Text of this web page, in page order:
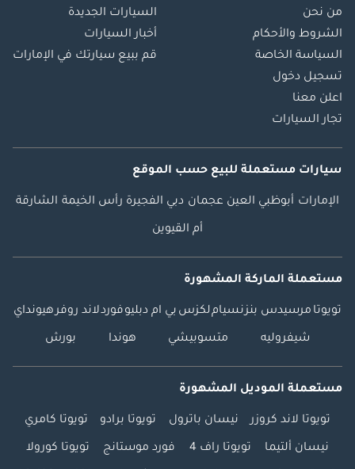
من نحن
الشروط والأحكام
السياسة الخاصة
تسجيل دخول
اعلن معنا
تجار السيارات
السيارات الجديدة
أخبار السيارات
قم ببيع سيارتك في الإمارات
سيارات مستعملة للبيع حسب الموقع
الإمارات أبوظبي العين عجمان دبي الفجيرة رأس الخيمة الشارقة
أم القيوين
مستعملة الماركة المشهورة
تويوتا مرسيدس بنزنسياملكزس بي ام دبليوفوردلاند روفرهيونداي
شيفروليه متسوبيشي هوندا بورش
مستعملة الموديل المشهورة
تويوتا لاند كروزر نيسان باترول تويوتا برادو تويوتا كامري
نيسان ألتيما تويوتا راف 4 فورد موستانج تويوتا كورولا